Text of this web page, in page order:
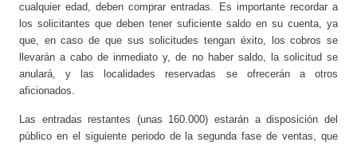
cualquier edad, deben comprar entradas. Es importante recordar a
los solicitantes que deben tener suficiente saldo en su cuenta, ya
que, en caso de que sus solicitudes tengan éxito, los cobros se
llevarán a cabo de inmediato y, de no haber saldo, la solicitud se
anulará, y las localidades reservadas se ofrecerán a otros
aficionados.
Las entradas restantes (unas 160.000) estarán a disposición del
público en el siguiente periodo de la segunda fase de ventas, que